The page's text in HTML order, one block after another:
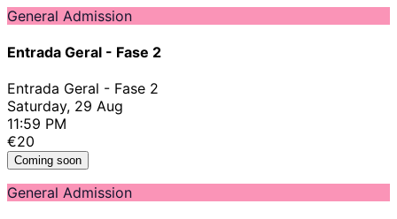
General Admission
Entrada Geral - Fase 2
Entrada Geral - Fase 2
Saturday, 29 Aug
11:59 PM
€20
Coming soon
General Admission